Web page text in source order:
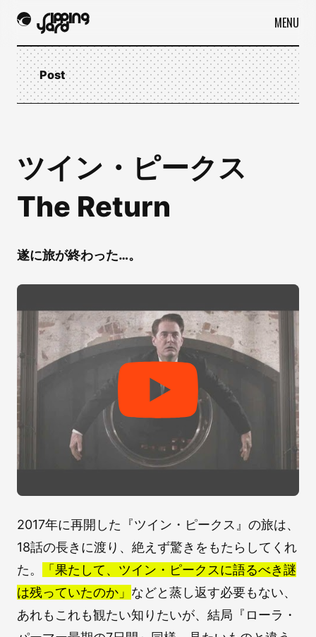
MENU
Post
ツイン・ピークス
The Return
遂に旅が終わった…。
2017年に再開した『ツイン・ピークス』の旅は、
18話の長きに渡り、絶えず驚きをもたらしてくれ
た。
「果たして、ツイン・ピークスに語るべき謎
は残っていたのか」 などと蒸し返す必要もない、
あれもこれも観たい知りたいが、結局『ローラ・